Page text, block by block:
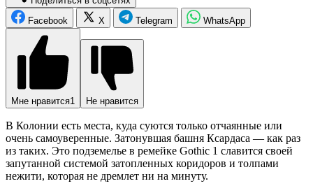
Facebook
X Telegram WhatsApp
Мне нравится1 Не нравится
В Колонии есть места, куда суются только отчаянные или
очень самоуверенные. Затонувшая башня Ксардаса — как раз
из таких. Это подземелье в ремейке Gothic 1 славится своей
запутанной системой затопленных коридоров и толпами
нежити, которая не дремлет ни на минуту.